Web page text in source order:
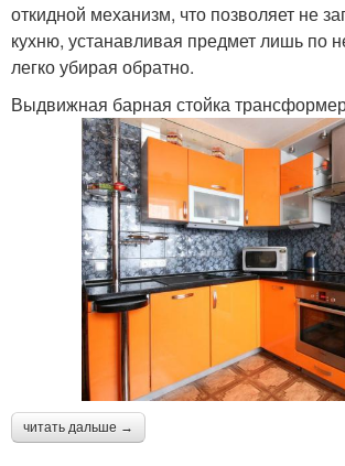
откидной механизм, что позволяет не
кухню, устанавливая предмет лишь по
легко убирая обратно.
Выдвижная барная стойка
читать дальше →